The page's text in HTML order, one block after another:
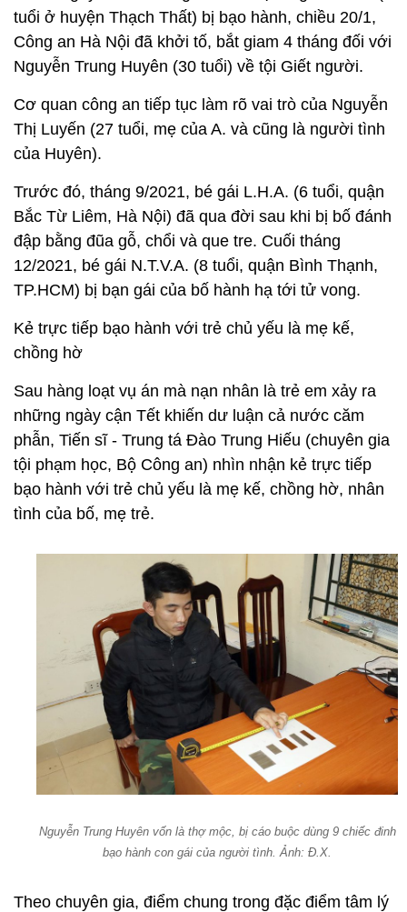
tuổi ở huyện Thạch Thất) bị bạo hành, chiều 20/1,
Công an Hà Nội đã khởi tố, bắt giam 4 tháng đối với
Nguyễn Trung Huyên (30 tuổi) về tội Giết người.
Cơ quan công an tiếp tục làm rõ vai trò của Nguyễn
Thị Luyến (27 tuổi, mẹ của A. và cũng là người tình
của Huyên).
Trước đó, tháng 9/2021, bé gái L.H.A. (6 tuổi, quận
Bắc Từ Liêm, Hà Nội) đã qua đời sau khi bị bố đánh
đập bằng đũa gỗ, chổi và que tre. Cuối tháng
12/2021, bé gái N.T.V.A. (8 tuổi, quận Bình Thạnh,
TP.HCM) bị bạn gái của bố hành hạ tới tử vong.
Kẻ trực tiếp bạo hành với trẻ chủ yếu là mẹ kế,
chồng hờ
Sau hàng loạt vụ án mà nạn nhân là trẻ em xảy ra
những ngày cận Tết khiến dư luận cả nước căm
phẫn, Tiến sĩ - Trung tá Đào Trung Hiếu (chuyên gia
tội phạm học, Bộ Công an) nhìn nhận kẻ trực tiếp
bạo hành với trẻ chủ yếu là mẹ kế, chồng hờ, nhân
tình của bố, mẹ trẻ.
Nguyễn Trung Huyên vốn là thợ mộc, bị cáo buộc dùng 9 chiếc đinh
bạo hành con gái của người tình. Ảnh: Đ.X.
Theo chuyên gia, điểm chung trong đặc điểm tâm lý